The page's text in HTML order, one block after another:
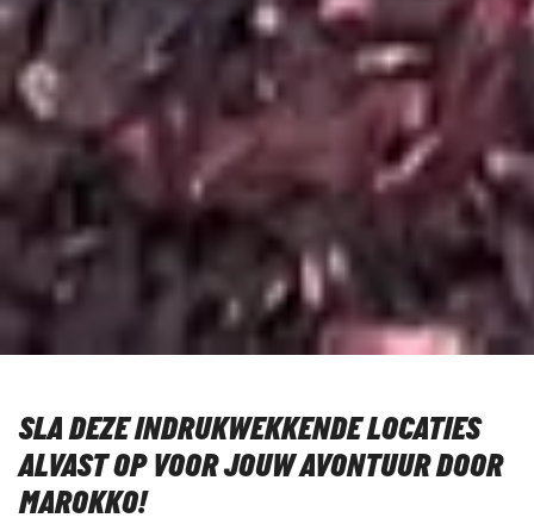
SLA DEZE INDRUKWEKKENDE LOCATIES
ALVAST OP VOOR JOUW AVONTUUR DOOR
MAROKKO!